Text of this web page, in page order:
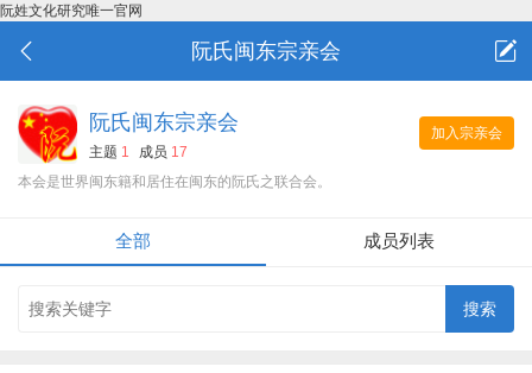
阮姓文化研究唯一官网
阮氏闽东宗亲会
加入宗亲会
阮氏闽东宗亲会
主题 1 成员 17
本会是世界闽东籍和居住在闽东的阮氏之联合会。
全部 成员列表